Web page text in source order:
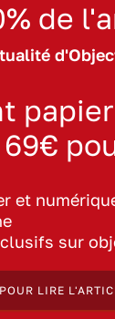
de
et
sur
LIRE